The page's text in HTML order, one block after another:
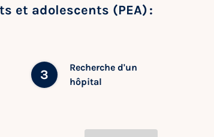
et adolescents (PEA) :
3
Recherche d'un
hôpital